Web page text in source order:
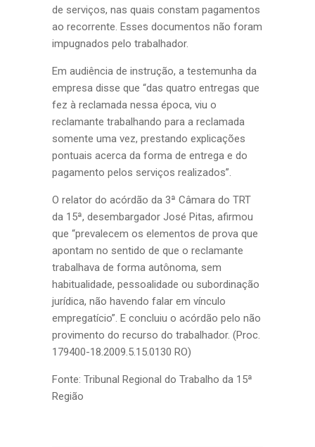
de serviços, nas quais constam pagamentos
ao recorrente. Esses documentos não foram
impugnados pelo trabalhador.
Em audiência de instrução, a testemunha da
empresa disse que “das quatro entregas que
fez à reclamada nessa época, viu o
reclamante trabalhando para a reclamada
somente uma vez, prestando explicações
pontuais acerca da forma de entrega e do
pagamento pelos serviços realizados”.
O relator do acórdão da 3ª Câmara do TRT
da 15ª, desembargador José Pitas, afirmou
que “prevalecem os elementos de prova que
apontam no sentido de que o reclamante
trabalhava de forma autônoma, sem
habitualidade, pessoalidade ou subordinação
jurídica, não havendo falar em vínculo
empregatício”. E concluiu o acórdão pelo não
provimento do recurso do trabalhador. (Proc.
179400-18.2009.5.15.0130 RO)
Fonte: Tribunal Regional do Trabalho da 15ª
Região